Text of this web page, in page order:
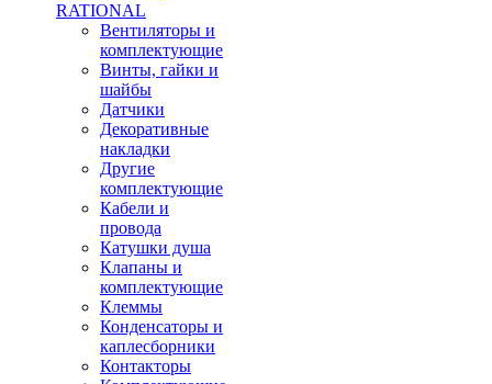
RATIONAL
Вентиляторы и
комплектующие
Винты, гайки и
шайбы
Датчики
Декоративные
накладки
Другие
комплектующие
Кабели и
провода
Катушки душа
Клапаны и
комплектующие
Клеммы
Конденсаторы и
каплесборники
Контакторы